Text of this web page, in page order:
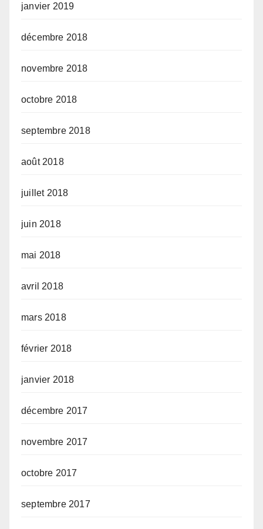
janvier 2019
décembre 2018
novembre 2018
octobre 2018
septembre 2018
août 2018
juillet 2018
juin 2018
mai 2018
avril 2018
mars 2018
février 2018
janvier 2018
décembre 2017
novembre 2017
octobre 2017
septembre 2017